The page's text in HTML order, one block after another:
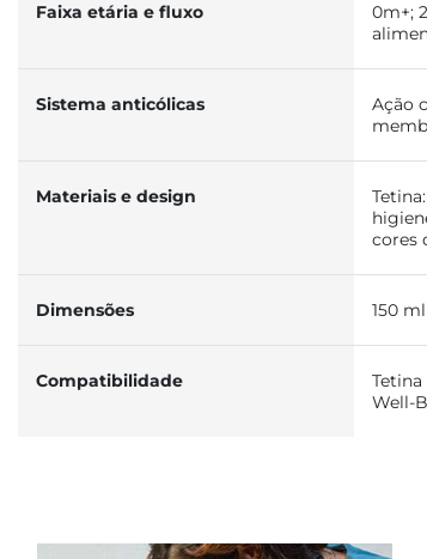
Faixa etária e fluxo
0m+;
Sistema anticólicas
Ação
Materiais e design
cores
Dimensões 150
Compatibilidade
Well-